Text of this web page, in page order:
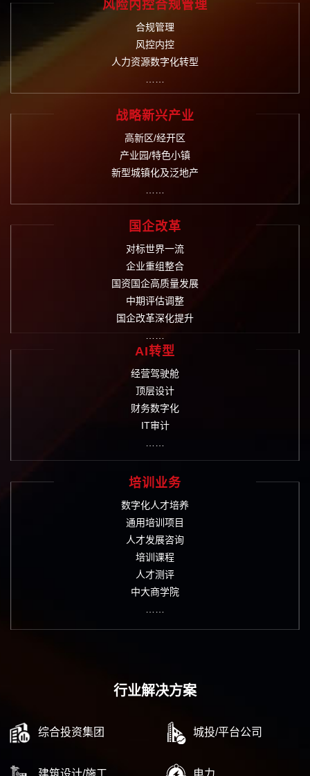
风险内控合规管理
合规管理
风控内控
人力资源数字化转型
战略新兴产业
高新区/经开区
产业园/特色小镇
新型城镇化及泛地产
国企改革
对标世界一流
企业重组整合
国资国企高质量发展
中期评估调整
国企改革深化提升
AI转型
经营驾驶舱
顶层设计
财务数字化
IT审计
培训业务
数字化人才培养
通用培训项目
人才发展咨询
培训课程
人才测评
中大商学院
行业解决方案
综合投资集团 城投/平台公司
建筑设计/施工 电力